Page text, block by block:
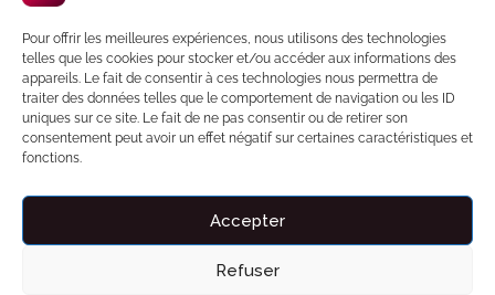
Pour offrir les meilleures expériences, nous utilisons des technologies
telles que les cookies pour stocker et/ou accéder aux informations des
appareils. Le fait de consentir à ces technologies nous permettra de
traiter des données telles que le comportement de navigation ou les ID
uniques sur ce site. Le fait de ne pas consentir ou de retirer son
consentement peut avoir un effet négatif sur certaines caractéristiques et
fonctions.
Accepter
Refuser
🎁 Offert avec votre réservation OFFERT
Carte d'invitation personnalisée Aperçu
L'IA trouve votre film idéal
Payez en 3x sans frais